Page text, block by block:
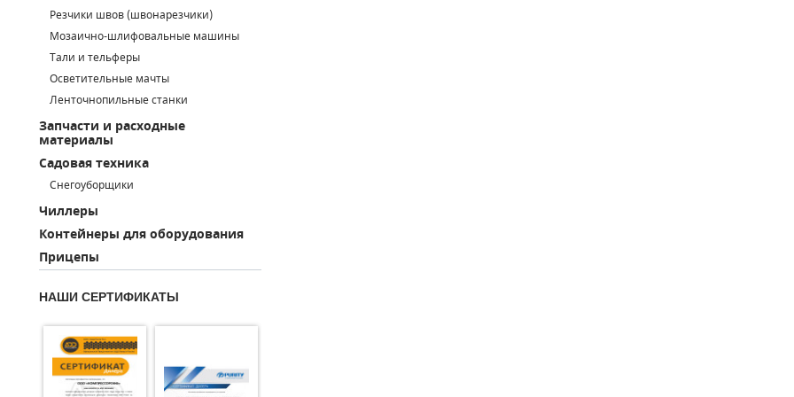
Резчики швов (швонарезчики)
Мозаично-шлифовальные машины
Тали и тельферы
Осветительные мачты
Ленточнопильные станки
Запчасти и расходные
материалы
Садовая техника
Снегоуборщики
Чиллеры
Контейнеры для оборудования
Прицепы
НАШИ СЕРТИФИКАТЫ
ПОРШНЕВЫЕ БЛОКИ
ДЕТАЛИ ПОРШНЕВЫХ КОМПРЕССОРОВ
ДЕТАЛИ СПИРАЛЬНЫХ КОМПРЕССОРОВ
ДЕТАЛИ НАСОСНОЙ ЧАСТИ
ДЕТАЛИ ПОГРУЖНЫХ НАСОСОВ
ШЛАНГИ ДЛЯ МОТОПОМП
ДЛЯ ВАКУУМНЫХ НАСОСОВ